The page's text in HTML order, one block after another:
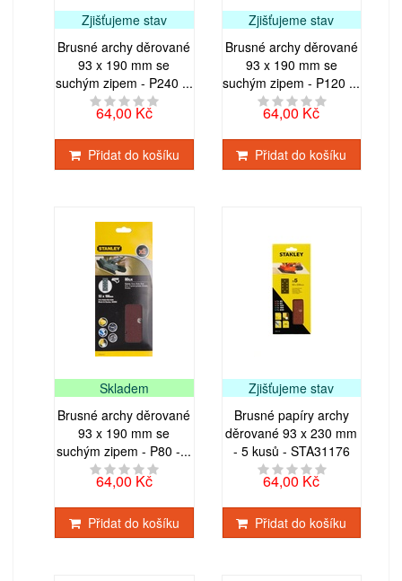
Zjišťujeme stav
Brusné archy děrované
93 x 190 mm se
suchým zipem - P240 ...
64,00 Kč
Přidat do košíku
Zjišťujeme stav
Brusné archy děrované
93 x 190 mm se
suchým zipem - P120 ...
64,00 Kč
Přidat do košíku
Skladem
Brusné archy děrované
93 x 190 mm se
suchým zipem - P80 -...
64,00 Kč
Přidat do košíku
Zjišťujeme stav
Brusné papíry archy
děrované 93 x 230 mm
- 5 kusů - STA31176
64,00 Kč
Přidat do košíku